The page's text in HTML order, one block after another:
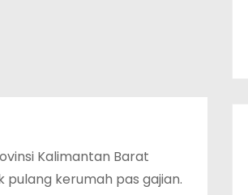
Kalimantan Barat
kerumah pas gajian.